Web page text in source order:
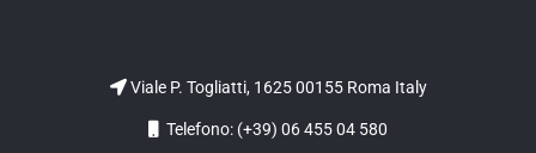
Viale P. Togliatti, 1625 00155 Roma Italy
Telefono: (+39) 06 455 04 580